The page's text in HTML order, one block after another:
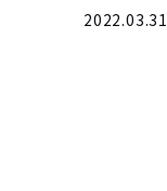
2022.03.31